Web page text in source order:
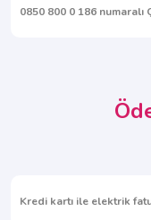
0850 800 0 186
Kredi kartı ile elektrik